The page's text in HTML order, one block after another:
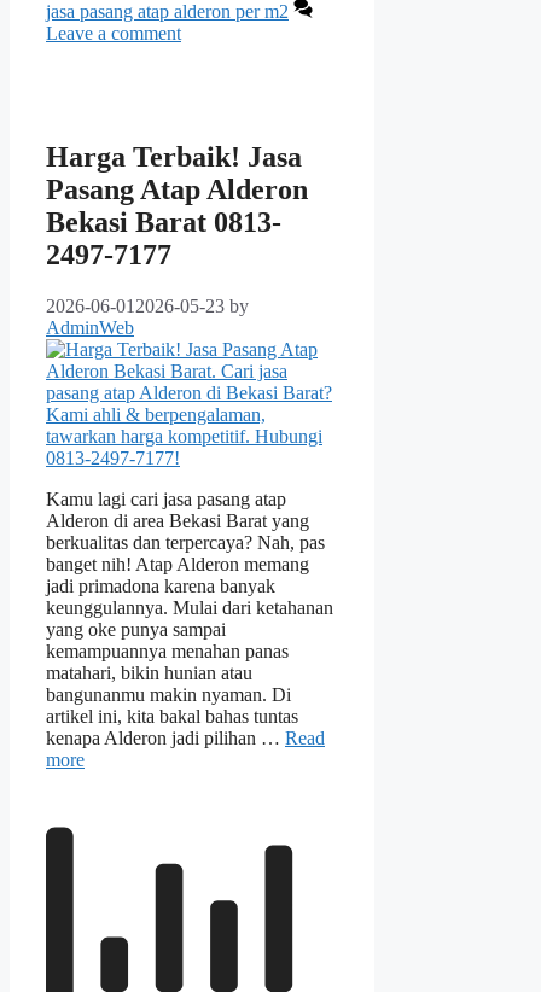
jasa pasang atap alderon per m2
Leave a comment
Harga Terbaik! Jasa
Pasang Atap Alderon
Bekasi Barat 0813-
2497-7177
2026-06-01 2026-05-23 by
AdminWeb
Kamu lagi cari jasa pasang atap
Alderon di area Bekasi Barat yang
berkualitas dan terpercaya? Nah, pas
banget nih! Atap Alderon memang
jadi primadona karena banyak
keunggulannya. Mulai dari ketahanan
yang oke punya sampai
kemampuannya menahan panas
matahari, bikin hunian atau
bangunanmu makin nyaman. Di
artikel ini, kita bakal bahas tuntas
kenapa Alderon jadi pilihan … Read
more